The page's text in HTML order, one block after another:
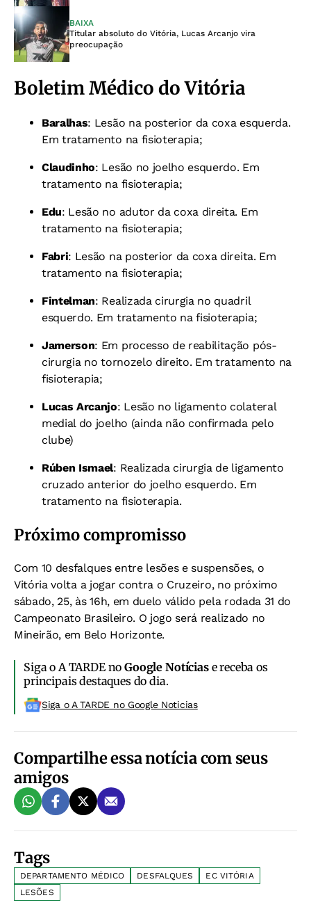
BAIXA
Titular absoluto do Vitória, Lucas Arcanjo vira
preocupação
Boletim Médico do Vitória
Baralhas: Lesão na posterior da coxa esquerda.
Em tratamento na fisioterapia;
Claudinho: Lesão no joelho esquerdo. Em
tratamento na fisioterapia;
Edu: Lesão no adutor da coxa direita. Em
tratamento na fisioterapia;
Fabri: Lesão na posterior da coxa direita. Em
tratamento na fisioterapia;
Fintelman: Realizada cirurgia no quadril
esquerdo. Em tratamento na fisioterapia;
Jamerson: Em processo de reabilitação pós-
cirurgia no tornozelo direito. Em tratamento na
fisioterapia;
Lucas Arcanjo: Lesão no ligamento colateral
medial do joelho (ainda não confirmada pelo
clube)
Rúben Ismael: Realizada cirurgia de ligamento
cruzado anterior do joelho esquerdo. Em
tratamento na fisioterapia.
Próximo compromisso
Com 10 desfalques entre lesões e suspensões, o
Vitória volta a jogar contra o Cruzeiro, no próximo
sábado, 25, às 16h, em duelo válido pela rodada 31 do
Campeonato Brasileiro. O jogo será realizado no
Mineirão, em Belo Horizonte.
Siga o A TARDE noGoogle Notíciase receba os
principais destaques do dia.
Siga o A TARDE no Google Noticias
Compartilhe essa notícia com seus
amigos
Tags
DEPARTAMENTO MÉDICO DESFALQUES
EC VITÓRIA
LESÕES